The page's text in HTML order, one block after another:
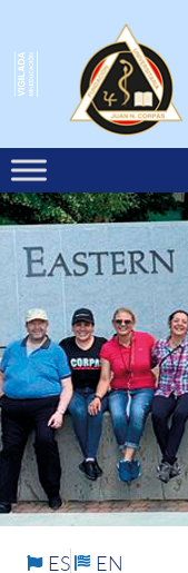
ES EN